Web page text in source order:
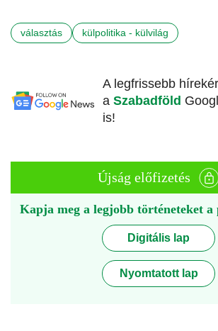
választás külpolitika - külvilág
A legfrissebb
a Szabadföld
is!
Újság előfizetés
Kapja meg a legjobb történeteket a
Digitális lap
Nyomtatott lap